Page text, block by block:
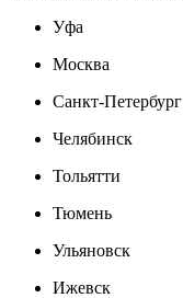
Уфа
Москва
Санкт-Петербург
Челябинск
Тольятти
Тюмень
Ульяновск
Ижевск